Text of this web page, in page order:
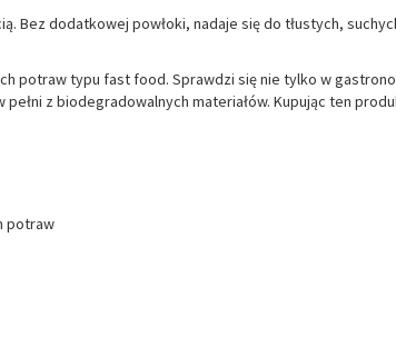
Bez dodatkowej powłoki, nadaje się do tłustych,
potraw typu fast food. Sprawdzi się nie tylko w
z biodegradowalnych materiałów. Kupując ten
potraw